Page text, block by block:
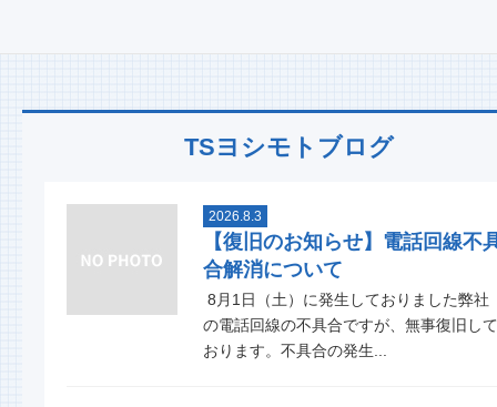
TSヨシモトブログ
2026.8.3
【復旧のお知らせ】電話回線不
合解消について
8月1日（土）に発生しておりました弊社
の電話回線の不具合ですが、無事復旧して
おります。不具合の発生...